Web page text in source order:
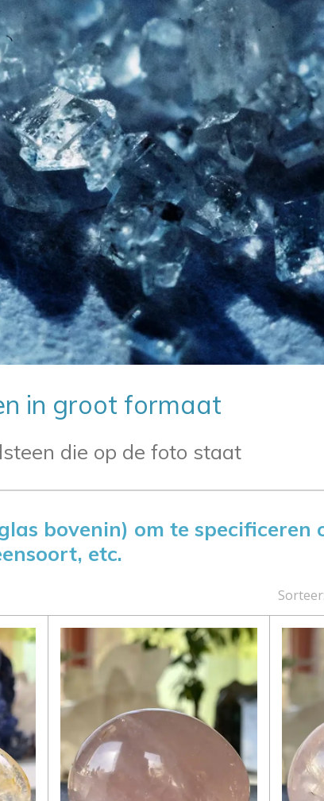
in groot formaat
die op de foto staat
bovenin) om te specificeren
etc.
Sorteer: